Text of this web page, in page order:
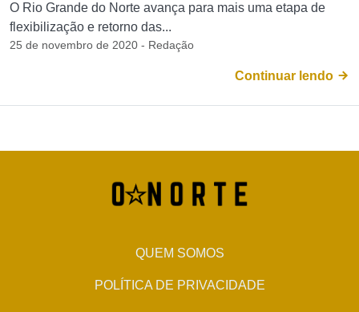
O Rio Grande do Norte avança para mais uma etapa de
flexibilização e retorno das...
25 de novembro de 2020 - Redação
Continuar lendo
QUEM SOMOS
POLÍTICA DE PRIVACIDADE